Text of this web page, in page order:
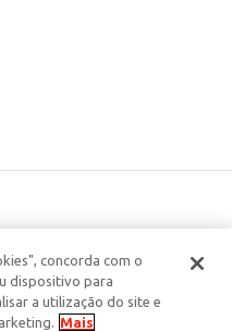
concorda com o
dispositivo para
a utilização do site e
Mais